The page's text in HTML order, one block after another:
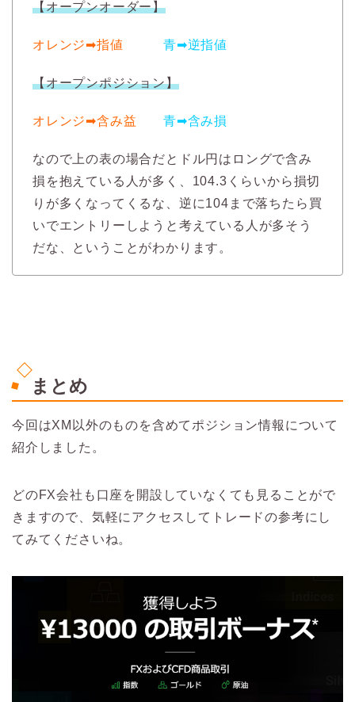
【オープンオーダー】
オレンジ➡︎指値 青➡︎逆指値
【オープンポジション】
オレンジ➡︎含み益 青➡︎含み損
なので上の表の場合だとドル円はロングで含み
損を抱えている人が多く、104.3くらいから損切
りが多くなってくるな、逆に104まで落ちたら買
いでエントリーしようと考えている人が多そう
だな、ということがわかります。
まとめ
今回はXM以外のものを含めてポジション情報について
紹介しました。
どのFX会社も口座を開設していなくても見ることがで
きますので、気軽にアクセスしてトレードの参考にし
てみてくださいね。